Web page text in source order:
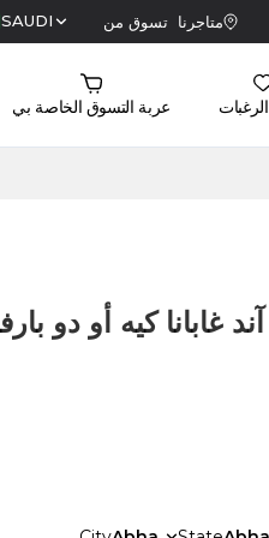
متاجرنا تسوق من SAUDI
عربة التسوق الخاصة بي